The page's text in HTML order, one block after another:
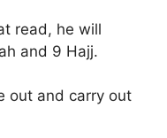
read, he will
and 9 Hajj.
out and carry out